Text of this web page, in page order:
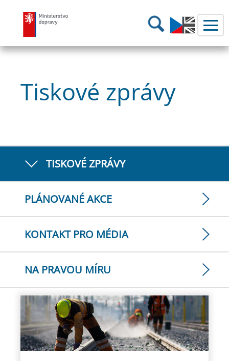
Ministerstvo dopravy Hledání
Tiskové zprávy
TISKOVÉ ZPRÁVY
PLÁNOVANÉ AKCE
KONTAKT PRO MÉDIA
NA PRAVOU MÍRU